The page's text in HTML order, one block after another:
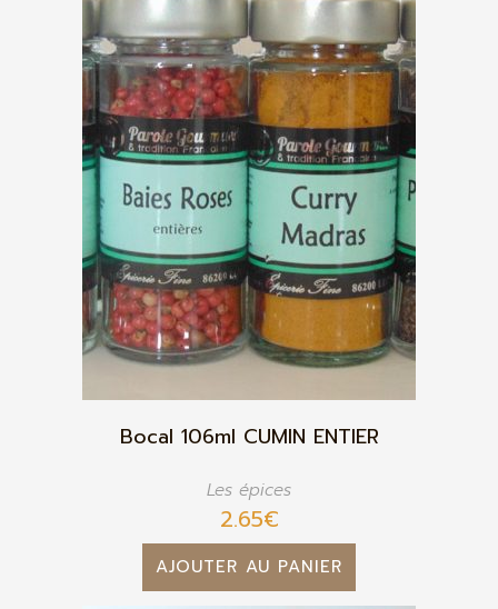
Bocal 106ml CUMIN ENTIER
Les épices
2.65€
AJOUTER AU PANIER